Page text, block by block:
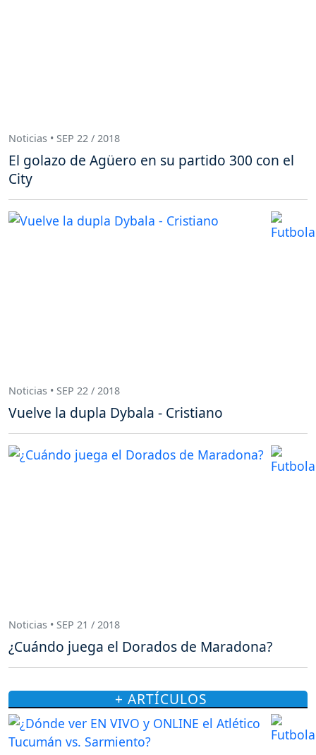
Noticias • SEP 22 / 2018
El golazo de Agüero en su partido 300 con el
City
Noticias • SEP 22 / 2018
Vuelve la dupla Dybala - Cristiano
Noticias • SEP 21 / 2018
¿Cuándo juega el Dorados de Maradona?
+ ARTÍCULOS